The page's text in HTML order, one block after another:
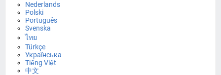
Nederlands
Polski
Português
Svenska
ไทย
Türkçe
Українська
Tiếng Việt
中文